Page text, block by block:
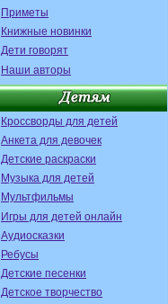
Приметы
Книжные новинки
Дети говорят
Наши авторы
Кроссворды для детей
Анкета для девочек
Детские раскраски
Музыка для детей
Мультфильмы
Игры для детей онлайн
Аудиосказки
Ребусы
Детские песенки
Детское творчество